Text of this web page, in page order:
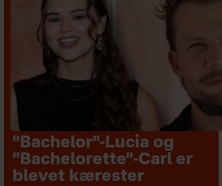
"Bachelor"-Lucia og
"Bachelorette"-Carl er
blevet kærester